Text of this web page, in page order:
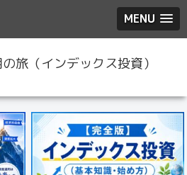
MENU
旅（インデックス投資）